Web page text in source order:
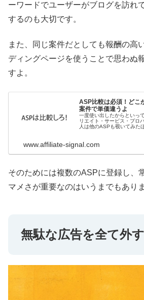
ーワードでユーザーがブログを訪れ
するのも大切です。
また、同じ案件だとしても報酬の高
ディングページを使うことで思わぬ
すよ。
ASP比較は必須！どこ
案件で単価違うよ
一度使い出したからといっ
リエイト・サービス・プロ
人は他のASPも覗いてみた
www.affiliate-signal.com
そのためには複数のASPに登録し、
マメさが重要なのはいうまでもあり
無駄な広告を全て外す